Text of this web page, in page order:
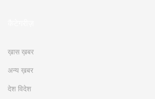
ख़ास ख़बर
अन्य ख़बर
देश विदेश